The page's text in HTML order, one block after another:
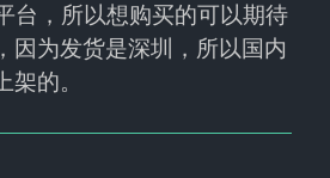
台，所以想购买的可以期待
因为发货是深圳，所以国内
架的。